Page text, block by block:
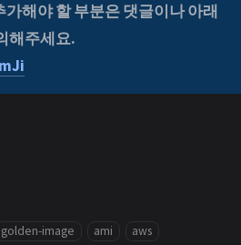
해야 할 부분은 댓글이나 아래
해주세요.
golden-image ami
aws